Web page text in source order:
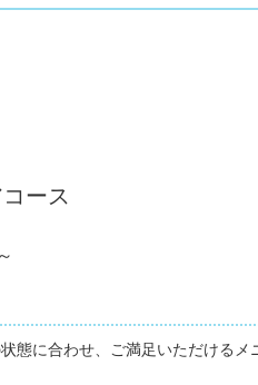
ース
態に合わせ、ご満足いただけるメ